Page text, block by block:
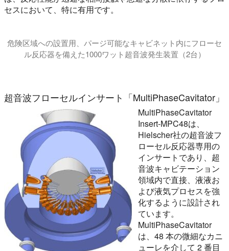
セスにおいて、特に有用です。
危険区域への設置用、パージ可能なキャビネット内にフローセ
ル反応器を備えた1000ワット超音波発生装置（2台）
超音波フローセルインサート「MultiPhaseCavitator」
MultiPhaseCavitator
Insert-MPC48は、
Hielscher社の超音波フ
ローセル反応器専用の
インサートであり、超
音波キャビテーション
領域内で直接、液液お
よび液気プロセスを強
化するように設計され
ています。
MultiPhaseCavitator
は、48 本の微細なカニ
ューレを介して 2 番目